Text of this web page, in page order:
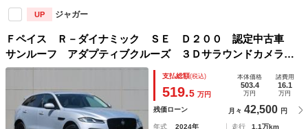
UP ジャガー
Ｆペイス Ｒ－ダイナミック ＳＥ Ｄ２００ 認定中古車
サンルーフ アダプティブクルーズ ３Ｄサラウンドカメラ
パワーテールゲート 純正２０インチアルミ レッドブレーキ
支払総額(税込)
519.5 万円
本体価格
503.4
万円
諸費用
16.1
万円
残価ローン 月々 42,500 円
年式 2024年 走行 1.1万km